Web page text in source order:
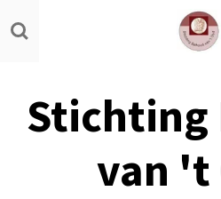
Ga
direct
hoofdinhoud
Stichting
van 't